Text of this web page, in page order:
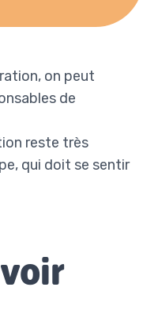
on peut
de
reste très
qui doit se sentir